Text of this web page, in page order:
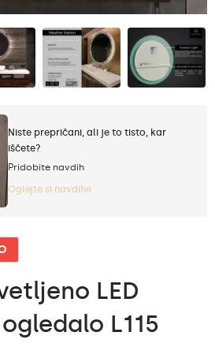
Niste prepričani, ali je to tisto, kar
iščete?
Pridobite navdih
Oglejte si navdihe
LED
L115